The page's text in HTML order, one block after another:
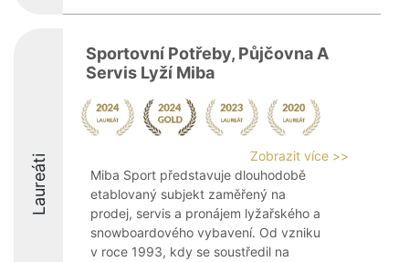
Laureáti
Sportovní Potřeby, Půjčovna A
Servis Lyží Miba
Zobrazit více >>
Miba Sport představuje dlouhodobě
etablovaný subjekt zaměřený na
prodej, servis a pronájem lyžařského a
snowboardového vybavení. Od vzniku
v roce 1993, kdy se soustředil na